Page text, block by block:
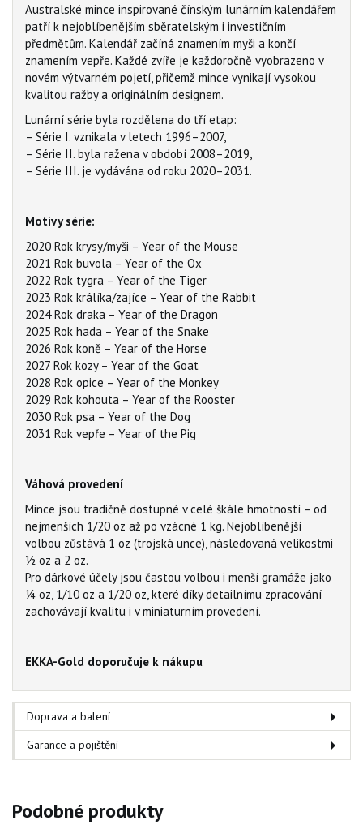
Australské mince inspirované čínským lunárním kalendářem
patří k nejoblíbenějším sběratelským i investičním
předmětům. Kalendář začíná znamením myši a končí
znamením vepře. Každé zvíře je každoročně vyobrazeno v
novém výtvarném pojetí, přičemž mince vynikají vysokou
kvalitou ražby a originálním designem.
Lunární série byla rozdělena do tří etap:
– Série I. vznikala v letech 1996–2007,
– Série II. byla ražena v období 2008–2019,
– Série III. je vydávána od roku 2020–2031.
Motivy série:
2020 Rok krysy/myši – Year of the Mouse
2021 Rok buvola – Year of the Ox
2022 Rok tygra – Year of the Tiger
2023 Rok králíka/zajíce – Year of the Rabbit
2024 Rok draka – Year of the Dragon
2025 Rok hada – Year of the Snake
2026 Rok koně – Year of the Horse
2027 Rok kozy – Year of the Goat
2028 Rok opice – Year of the Monkey
2029 Rok kohouta – Year of the Rooster
2030 Rok psa – Year of the Dog
2031 Rok vepře – Year of the Pig
Váhová provedení
Mince jsou tradičně dostupné v celé škále hmotností – od
nejmenších 1/20 oz až po vzácné 1 kg. Nejoblíbenější
volbou zůstává 1 oz (trojská unce), následovaná velikostmi
½ oz a 2 oz.
Pro dárkové účely jsou častou volbou i menší gramáže jako
¼ oz, 1/10 oz a 1/20 oz, které díky detailnímu zpracování
zachovávají kvalitu i v miniaturním provedení.
EKKA-Gold doporučuje k nákupu
Doprava a balení
Garance a pojištění
Podobné produkty